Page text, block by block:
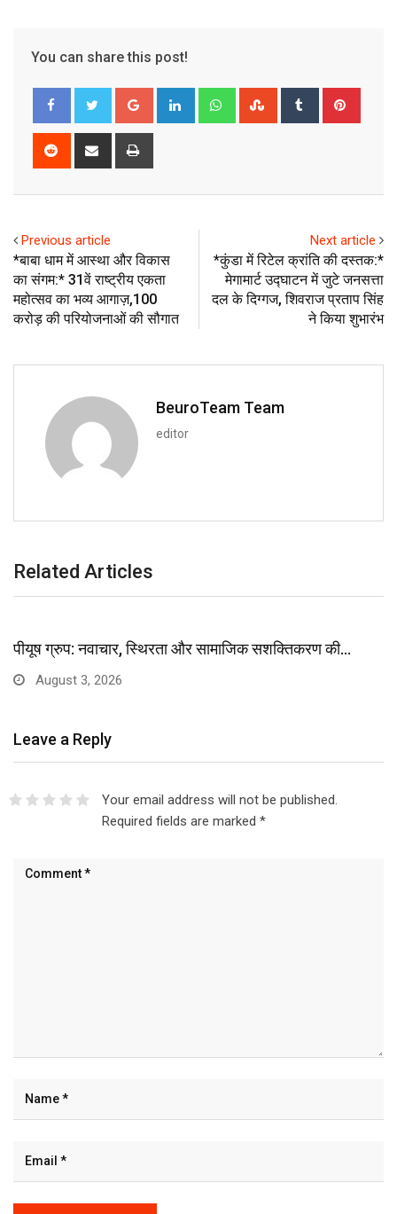
You can share this post!
Google+ LinkedIn WhatsappStumbleUpon
Tumblr
Reddit
Share
Previous article
*बाबा धाम में आस्था और विकास
का संगम:* 31वें राष्ट्रीय एकता
महोत्सव का भव्य आगाज़,₹100
करोड़ की परियोजनाओं की सौगात
Next article
*कुंडा में रिटेल क्रांति की दस्तक:*
मेगामार्ट उद्घाटन में जुटे जनसत्ता
दल के दिग्गज, शिवराज प्रताप सिंह
ने किया शुभारंभ
BeuroTeam Team
editor
Related Articles
पीयूष ग्रुप: नवाचार, स्थिरता और सामाजिक सशक्तिकरण की…
August 3, 2026
Leave a Reply
Your email address will not be published.
Required fields are marked *